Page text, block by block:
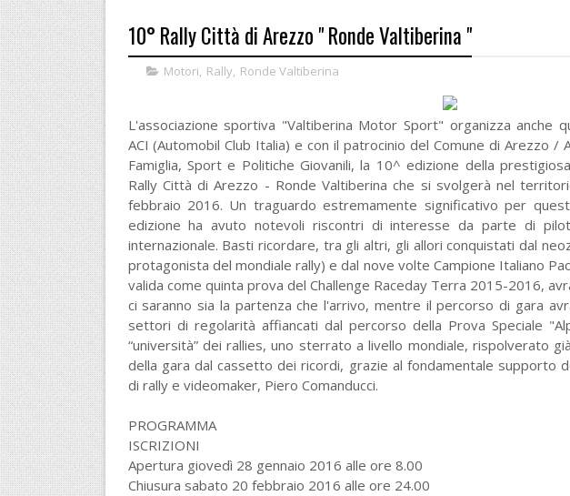
10° Rally Città di Arezzo " Ronde Valtiberina "
Motori, Rally, Ronde Valtiberina
L'associazione sportiva "Valtiberina Motor Sport" organizza anche
ACI (Automobil Club Italia) e con il patrocinio del Comune di Arezzo /
Famiglia, Sport e Politiche Giovanili, la 10^ edizione della
Rally Città di Arezzo - Ronde Valtiberina che si svolgerà nel
febbraio 2016. Un traguardo estremamente significativo per
edizione ha avuto notevoli riscontri di interesse da parte di
internazionale. Basti ricordare, tra gli altri, gli allori conquistati dal
protagonista del mondiale rally) e dal nove volte Campione Italiano
valida come quinta prova del Challenge Raceday Terra 2015-2016,
ci saranno sia la partenza che l'arrivo, mentre il percorso di gara
settori di regolarità affiancati dal percorso della Prova Speciale
“università” dei rallies, uno sterrato a livello mondiale, rispolverato
della gara dal cassetto dei ricordi, grazie al fondamentale supporto
di rally e videomaker, Piero Comanducci.
PROGRAMMA
ISCRIZIONI
Apertura giovedì 28 gennaio 2016 alle ore 8.00
Chiusura sabato 20 febbraio 2016 alle ore 24.00